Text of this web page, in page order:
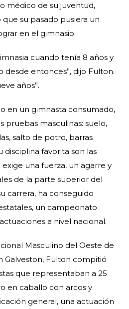
médico de su juventud,
su pasado pusiera un
en el gimnasio.
cuando tenía 8 años y
desde entonces”, dijo Fulton.
años”.
en un gimnasta consumado,
pruebas masculinas: suelo,
salto de potro, barras
disciplina favorita son las
una fuerza, un agarre y
de la parte superior del
carrera, ha conseguido
un campeonato
a nivel nacional.
Masculino del Oeste de
Galveston, Fulton compitió
que representaban a 25
en caballo con arcos y
general, una actuación